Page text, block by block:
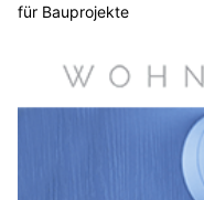
für Bauprojekte